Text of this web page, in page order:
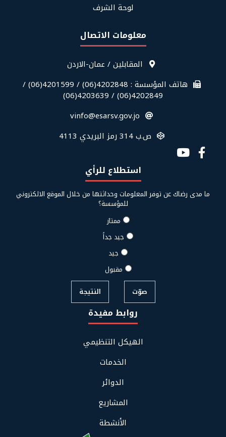
لوحة الشرف
معلومات الاتصال
الاتصال
المقابلين / عمان-الاردن
هاتف المؤسسة : 4202848(06) / 4201599(06) /
4202849(06) / 4203639(06)
vinfo@esarsv.gov.jo
ص.ب 314 رمز البريدي 4113
Social
Media استطلاع للرأي
ما مدى رضاك عن توفر المعلومات وحداثتها من خلال الموقع الالكتروني
للمؤسسة؟
ممتاز
جيد جداً
جيد
مقبول
صوّت
النتيجة
روابط مفيدة
الهيكل التنظيمي
الخدمات
الدوائر
المشاريع
الأنشطة